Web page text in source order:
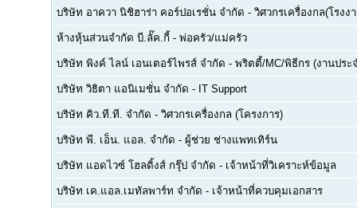
บริษัท อาควา นิชิฮาร่า คอร์ปอเรชั่น จำกัด - วิศวกรเครื่องกล(โรงง
ห้างหุ้นส่วนจำกัด บี.ลั๊ค.กี้ - พ่อครัว/แม่ครัว
บริษัท พิงค์ ไลน์ เอนเตอร์ไพรส์ จำกัด - พริตตี้/MC/พิธีกร (งานประ
บริษัท วิธิตา แอนิเมชั่น จำกัด - IT Support
บริษัท คิว.ที.ที. จำกัด - วิศวกรเครื่องกล (โครงการ)
บริษัท พี. เอ็น. แอล. จำกัด - ผู้ช่วย ช่างแพทเทิร์น
บริษัท แอดไวซ์ โฮลดิ้งส์ กรุ๊ป จำกัด - เจ้าหน้าที่วิเคราะห์ข้อมูล
บริษัท เค.แอล.เมทัลพาร์ท จำกัด - เจ้าหน้าที่ควบคุมเอกสาร